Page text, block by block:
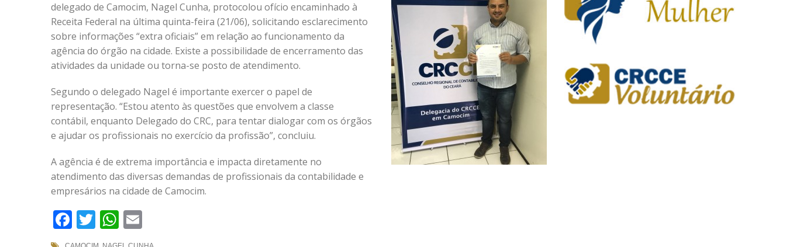
delegado de Camocim, Nagel Cunha, protocolou ofício encaminhado à
Receita Federal na última quinta-feira (21/06), solicitando esclarecimento
sobre informações “extra oficiais” em relação ao funcionamento da
agência do órgão na cidade. Existe a possibilidade de encerramento das
atividades da unidade ou torna-se posto de atendimento.
Segundo o delegado Nagel é importante exercer o papel de
representação. “Estou atento às questões que envolvem a classe
contábil, enquanto Delegado do CRC, para tentar dialogar com os órgãos
e ajudar os profissionais no exercício da profissão”, concluiu.
A agência é de extrema importância e impacta diretamente no
atendimento das diversas demandas de profissionais da contabilidade e
empresários na cidade de Camocim.
Facebook
TwitterWhatsApp